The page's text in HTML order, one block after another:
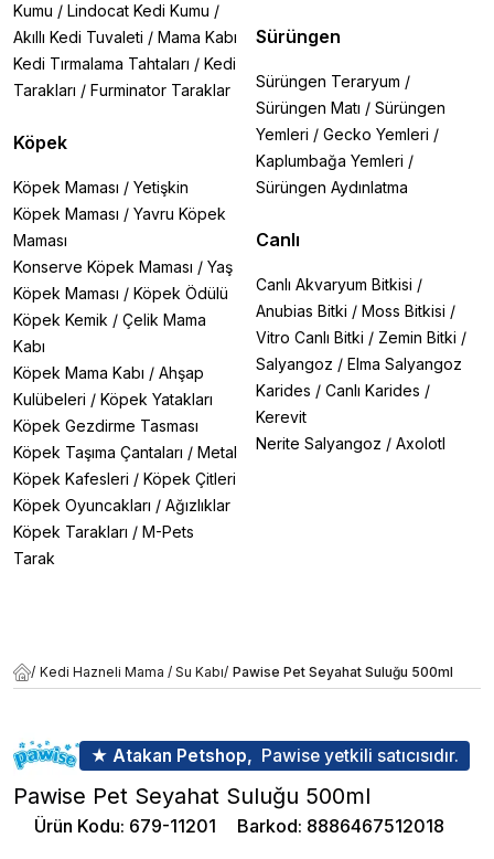
Kumu / Lindocat Kedi Kumu /
Akıllı Kedi Tuvaleti / Mama Kabı
Kedi Tırmalama Tahtaları / Kedi
Tarakları / Furminator Taraklar
Köpek
Köpek Maması / Yetişkin
Köpek Maması / Yavru Köpek
Maması
Konserve Köpek Maması / Yaş
Köpek Maması / Köpek Ödülü
Köpek Kemik / Çelik Mama
Kabı
Köpek Mama Kabı / Ahşap
Kulübeleri / Köpek Yatakları
Köpek Gezdirme Tasması
Köpek Taşıma Çantaları / Metal
Köpek Kafesleri / Köpek Çitleri
Köpek Oyuncakları / Ağızlıklar
Köpek Tarakları / M-Pets
Tarak
Sürüngen
Sürüngen Teraryum /
Sürüngen Matı / Sürüngen
Yemleri / Gecko Yemleri /
Kaplumbağa Yemleri /
Sürüngen Aydınlatma
Canlı
Canlı Akvaryum Bitkisi /
Anubias Bitki / Moss Bitkisi /
Vitro Canlı Bitki / Zemin Bitki /
Salyangoz / Elma Salyangoz
Karides / Canlı Karides /
Kerevit
Nerite Salyangoz / Axolotl
/ Kedi Hazneli Mama / Su Kabı/ Pawise Pet Seyahat Suluğu 500ml
★ Atakan Petshop, Pawise yetkili satıcısıdır.
Pawise Pet Seyahat Suluğu 500ml
Ürün Kodu: 679-11201 Barkod: 8886467512018